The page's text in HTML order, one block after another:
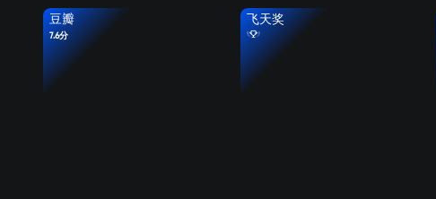
豆瓣
7.6分
飞天奖